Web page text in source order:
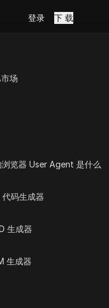
场
浏览器 User Agent 是什么
代码生成器
生成器
生成器
登录 下 载